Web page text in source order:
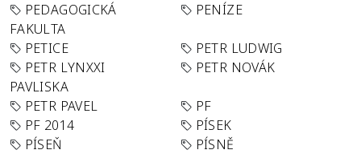
PEDAGOGICKÁ
FAKULTA
PENÍZE
PETICE
PETR LUDWIG
PETR LYNXXI
PAVLISKA
PETR NOVÁK
PETR PAVEL
PF
PF 2014
PÍSEK
PÍSEŇ
PÍSNĚ